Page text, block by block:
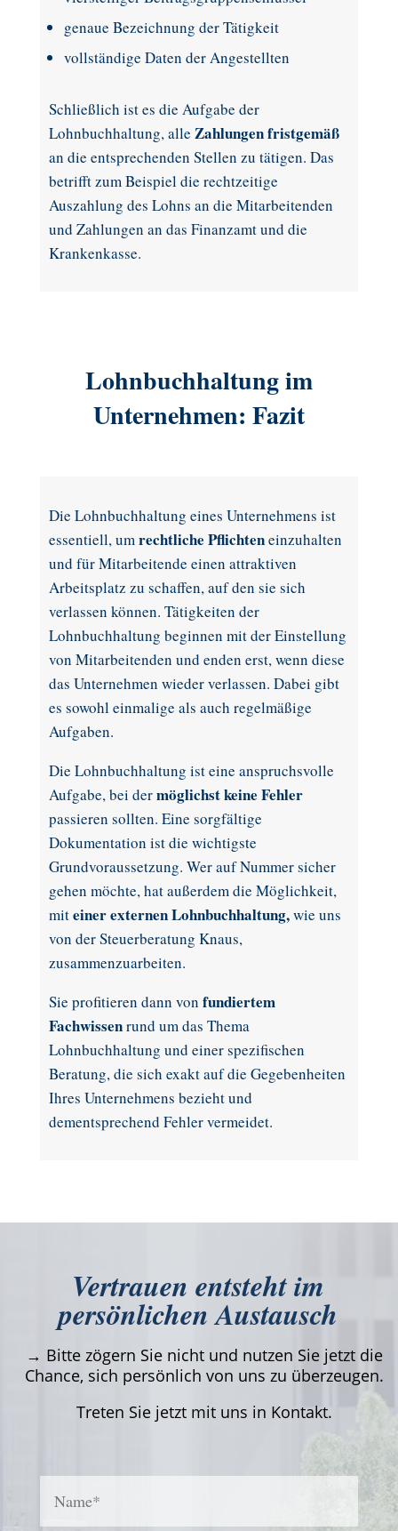
genaue Bezeichnung der Tätigkeit
vollständige Daten der Angestellten
Schließlich ist es die Aufgabe der
Lohnbuchhaltung, alle Zahlungen fristgemäß
an die entsprechenden Stellen zu tätigen. Das
betrifft zum Beispiel die rechtzeitige
Auszahlung des Lohns an die Mitarbeitenden
und Zahlungen an das Finanzamt und die
Krankenkasse.
Lohnbuchhaltung im
Unternehmen: Fazit
Die Lohnbuchhaltung eines Unternehmens ist
essentiell, um rechtliche Pflichteneinzuhalten
und für Mitarbeitende einen attraktiven
Arbeitsplatz zu schaffen, auf den sie sich
verlassen können. Tätigkeiten der
Lohnbuchhaltung beginnen mit der Einstellung
von Mitarbeitenden und enden erst, wenn diese
das Unternehmen wieder verlassen. Dabei gibt
es sowohl einmalige als auch regelmäßige
Aufgaben.
Die Lohnbuchhaltung ist eine anspruchsvolle
Aufgabe, bei dermöglichst keine Fehler
passieren sollten. Eine sorgfältige
Dokumentation ist die wichtigste
Grundvoraussetzung. Wer auf Nummer sicher
gehen möchte, hat außerdem die Möglichkeit,
miteiner externen Lohnbuchhaltung,wie uns
von der Steuerberatung Knaus,
zusammenzuarbeiten.
Sie profitieren dann von fundiertem
Fachwissenrund um das Thema
Lohnbuchhaltung und einer spezifischen
Beratung, die sich exakt auf die Gegebenheiten
Ihres Unternehmens bezieht und
dementsprechend Fehler vermeidet.
Vertrauen entsteht im
persönlichen Austausch
→ Bitte zögern Sie nicht und nutzen Sie jetzt die
Chance, sich persönlich von uns zu überzeugen.
Treten Sie jetzt mit uns in Kontakt.